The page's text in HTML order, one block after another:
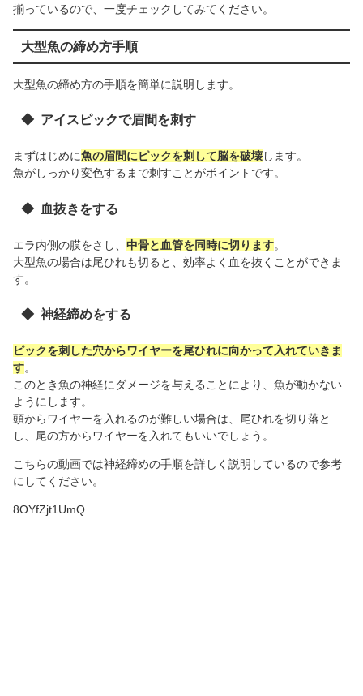
揃っているので、一度チェックしてみてください。
大型魚の締め方手順
大型魚の締め方の手順を簡単に説明します。
アイスピックで眉間を刺す
まずはじめに魚の眉間にピックを刺して脳を破壊します。
魚がしっかり変色するまで刺すことがポイントです。
血抜きをする
エラ内側の膜をさし、 中骨と血管を同時に切ります。
大型魚の場合は尾ひれも切ると、効率よく血を抜くことができま
す。
神経締めをする
ピックを刺した穴からワイヤーを尾ひれに向かって入れていきま
す。
このとき魚の神経にダメージを与えることにより、魚が動かない
ようにします。
頭からワイヤーを入れるのが難しい場合は、尾ひれを切り落と
し、尾の方からワイヤーを入れてもいいでしょう。
こちらの動画では神経締めの手順を詳しく説明しているので参考
にしてください。
8OYfZjt1UmQ